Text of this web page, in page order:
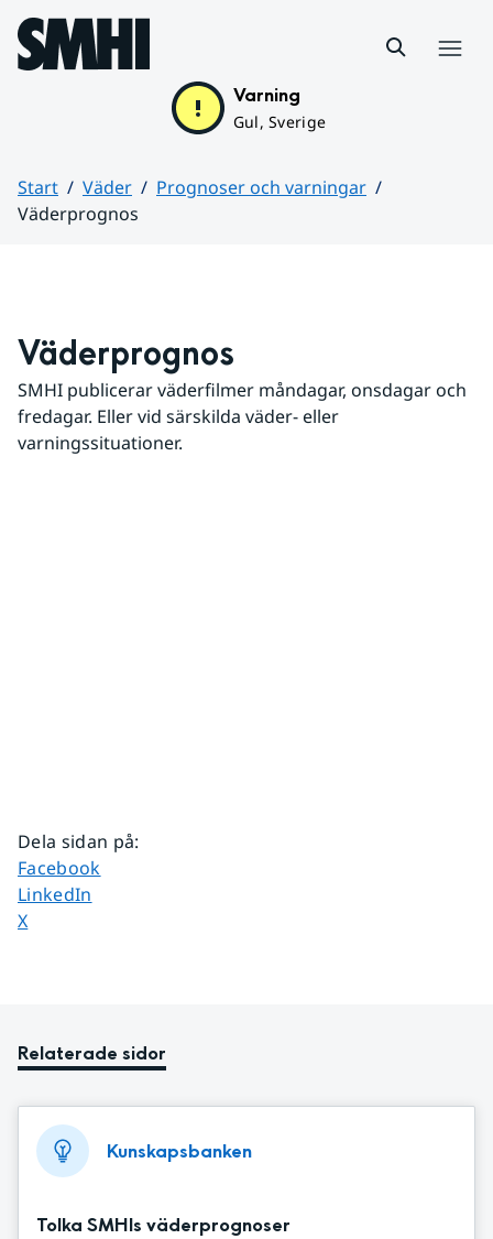
Hoppa till sidans innehåll
Varning
Gul, Sverige
Start Väder
Prognoser och varningar
Väderprognos
Väderprognos
SMHI publicerar väderfilmer måndagar, onsdagar och
fredagar. Eller vid särskilda väder- eller
varningssituationer.
Dela sidan på:
Dela sidan på
Facebook
Dela sidan på
LinkedIn
Dela sidan på
X
Relaterade sidor
Kunskapsbanken
Tolka SMHIs väderprognoser